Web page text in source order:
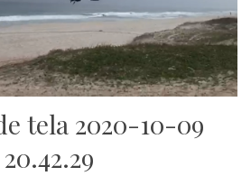
tela 2020-10-09
20.42.29